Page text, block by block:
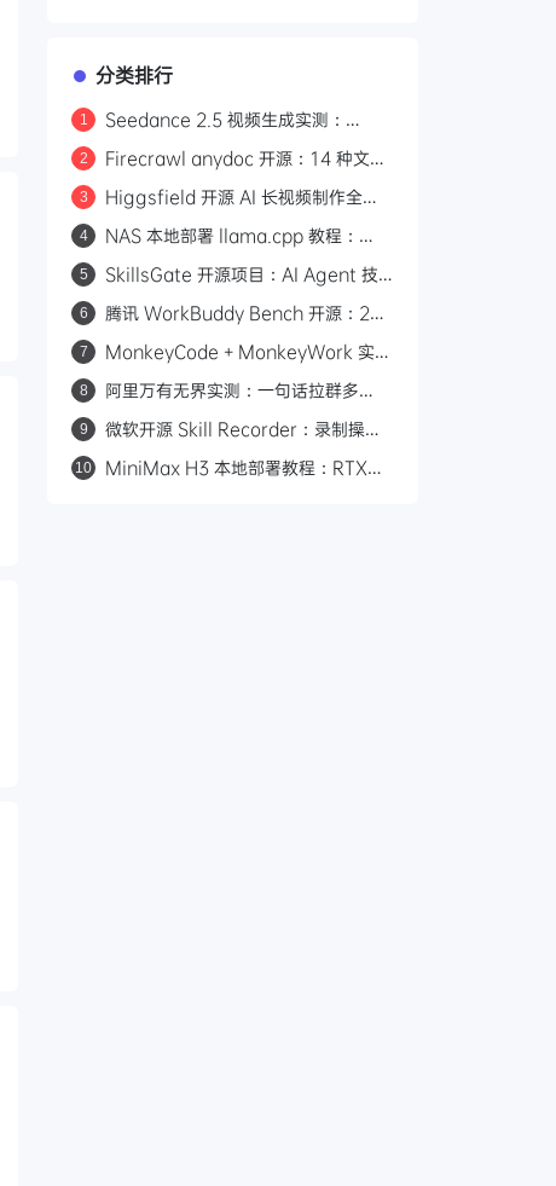
分类排行
1
Seedance 2.5 视频生成实测：
0.4 元
2
Firecrawl anydoc 开源：14 种文档
快 256 倍
3
Higgsfield 开源 AI 长视频制作全流
费全公开
4
NAS 本地部署 llama.cpp 教程：
Qwen3.5 模型
5
SkillsGate 开源项目：AI Agent 技
安装到 18+ 款工具
6
腾讯 WorkBuddy Bench 开源：260
Skill
7
MonkeyCode + MonkeyWork 实
台，每天 3000 万免费 Token
8
阿里万有无界实测：一句话拉群多
9
微软开源 Skill Recorder：录制操作
10
MiniMax H3 本地部署教程：RTX